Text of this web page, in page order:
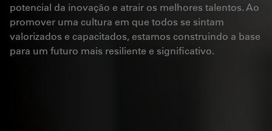
potencial da inovação e atrair os melhores talentos. Ao
promover uma cultura em que todos se sintam
valorizados e capacitados, estamos construindo a base
para um futuro mais resiliente e significativo.